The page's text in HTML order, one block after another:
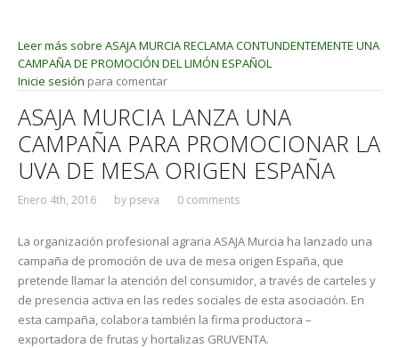
Leer más sobre ASAJA MURCIA RECLAMA CONTUNDENTEMENTE UNA
CAMPAÑA DE PROMOCIÓN DEL LIMÓN ESPAÑOL
Inicie sesión para comentar
ASAJA MURCIA LANZA UNA
CAMPAÑA PARA PROMOCIONAR LA
UVA DE MESA ORIGEN ESPAÑA
Enero 4th, 2016 by pseva 0 comments
La organización profesional agraria ASAJA Murcia ha lanzado una
campaña de promoción de uva de mesa origen España, que
pretende llamar la atención del consumidor, a través de carteles y
de presencia activa en las redes sociales de esta asociación. En
esta campaña, colabora también la firma productora –
exportadora de frutas y hortalizas GRUVENTA.